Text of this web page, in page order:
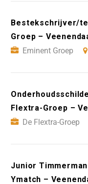
Bestekschrijver/
Groep –
Eminent Groep
Flextra-Groep –
De Flextra-Groep
Junior
Ymatch –